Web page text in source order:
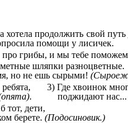
продолжить свой путь
помощи у лисичек.
про грибы, и мы тебе
шляпки разноцветные.
но не ешь сырыми!
3) Где хвоинок
. поджидают нас...
тот, дети,
берете. (Подосиновик.)